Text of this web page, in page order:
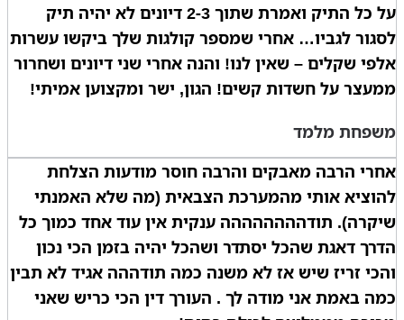
על כל התיק ואמרת שתוך 2-3 דיונים לא יהיה תיק
לסגור לגביו… אחרי שמספר קולגות שלך ביקשו עשרות
אלפי שקלים – שאין לנו! והנה אחרי שני דיונים ושחרור
ממעצר על חשדות קשים! הגון, ישר ומקצוען אמיתי!
משפחת מלמד
אחרי הרבה מאבקים והרבה חוסר מודעות הצלחת
להוציא אותי מהמערכת הצבאית (מה שלא האמנתי
שיקרה). תודהההההההה ענקית אין עוד אחד כמוך כל
הדרך דאגת שהכל יסתדר ושהכל יהיה בזמן הכי נכון
והכי זריז שיש אז לא משנה כמה תודההה אגיד לא תבין
כמה באמת אני מודה לך . העורך דין הכי כריש שאני